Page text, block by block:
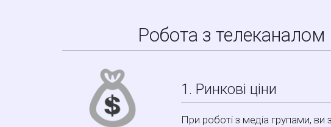
Робота з телеканалом
1. Ринкові ціни
При роботі з медіа групами, ви